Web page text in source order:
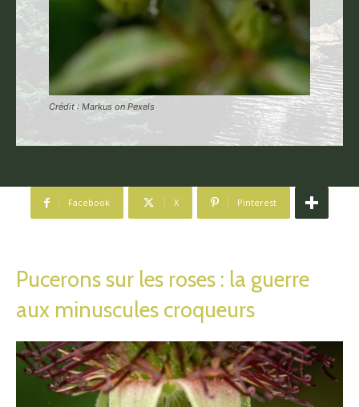
Crédit : Markus on Pexels
Facebook X Pinterest
Pucerons sur les roses : la guerre
aux minuscules croqueurs